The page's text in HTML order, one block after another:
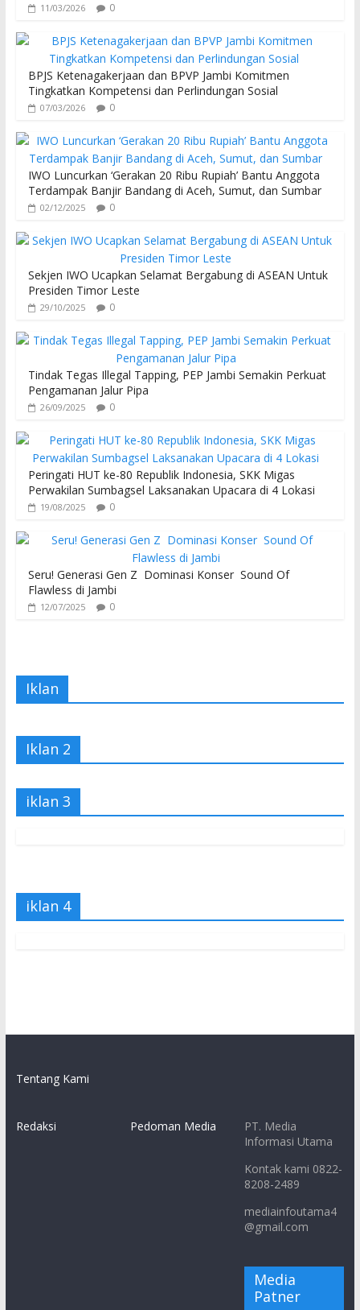
11/03/2026 0
BPJS Ketenagakerjaan dan BPVP Jambi Komitmen
Tingkatkan Kompetensi dan Perlindungan Sosial
07/03/2026 0
IWO Luncurkan ‘Gerakan 20 Ribu Rupiah’ Bantu Anggota
Terdampak Banjir Bandang di Aceh, Sumut, dan Sumbar
02/12/2025 0
Sekjen IWO Ucapkan Selamat Bergabung di ASEAN Untuk
Presiden Timor Leste
29/10/2025 0
Tindak Tegas Illegal Tapping, PEP Jambi Semakin Perkuat
Pengamanan Jalur Pipa
26/09/2025 0
Peringati HUT ke-80 Republik Indonesia, SKK Migas
Perwakilan Sumbagsel Laksanakan Upacara di 4 Lokasi
19/08/2025 0
Seru! Generasi Gen Z Dominasi Konser Sound Of
Flawless di Jambi
12/07/2025 0
Iklan
Iklan 2
iklan 3
iklan 4
Tentang Kami
Redaksi Pedoman Media
PT. Media
Informasi Utama
Kontak kami 0822-
8208-2489
mediainfoutama4
@gmail.com
Media
Patner